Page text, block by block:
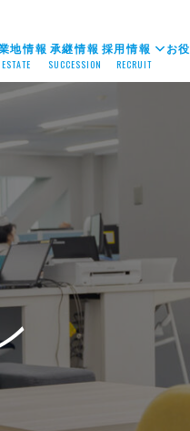
ESTATE
地情報
SUCCESSION
承継情報
RECRUIT
採用情報 お